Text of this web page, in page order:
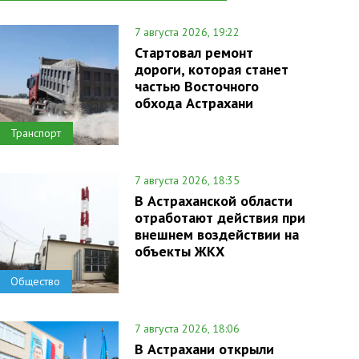
Транспорт
7 августа 2026, 19:22
Стартовал ремонт
дороги, которая станет
частью Восточного
обхода Астрахани
Общество
7 августа 2026, 18:35
В Астраханской области
отработают действия при
внешнем воздействии на
объекты ЖКХ
7 августа 2026, 18:06
В Астрахани открыли